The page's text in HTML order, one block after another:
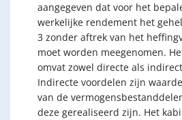
aangegeven dat voor het
werkelijke rendement het
3 zonder aftrek van het
moet worden meegenomen.
omvat zowel directe als
Indirecte voordelen zijn
van de
deze gerealiseerd zijn. Het